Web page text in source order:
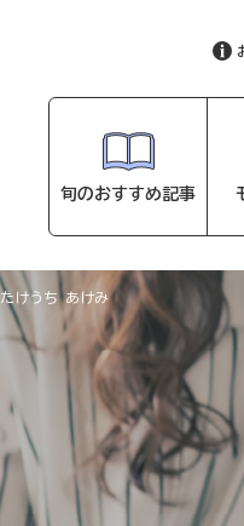
旬のおすすめ記事
たけうち あけみ